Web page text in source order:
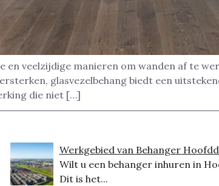
en veelzijdige manieren om wanden af te
glasvezelbehang biedt een
die niet […]
Werkgebied van Behanger
Wilt u een behanger inhuren in
Dit is het...